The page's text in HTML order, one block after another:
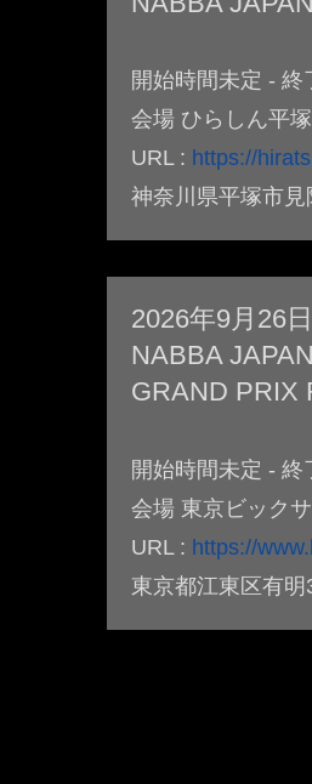
開始時間未定 - 終
会場 ひらしん平
URL : https://
神奈川県平塚市見
2026年9月26
NABBA JAPAN
GRAND PRIX
開始時間未定 - 終
会場 東京ビック
URL : https://
東京都江東区有明